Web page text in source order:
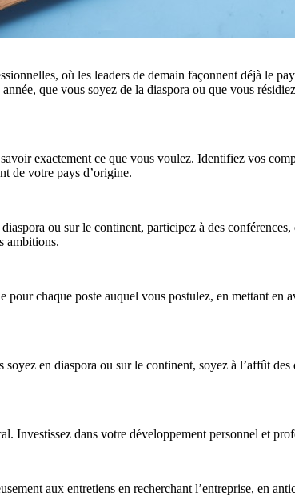
où les leaders de demain façonnent déjà le
que vous soyez de la diaspora ou que vous
exactement ce que vous voulez. Identifiez vos
de votre pays d’origine.
ou sur le continent, participez à des
ambitions.
chaque poste auquel vous postulez, en mettant en
en diaspora ou sur le continent, soyez à l’affût
Investissez dans votre développement personnel et
aux entretiens en recherchant l’entreprise, en